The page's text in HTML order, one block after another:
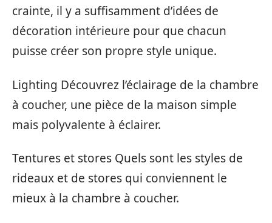
crainte, il y a suffisamment d’idées de
décoration intérieure pour que chacun
puisse créer son propre style unique.
Lighting Découvrez l’éclairage de la chambre
à coucher, une pièce de la maison simple
mais polyvalente à éclairer.
Tentures et stores Quels sont les styles de
rideaux et de stores qui conviennent le
mieux à la chambre à coucher.